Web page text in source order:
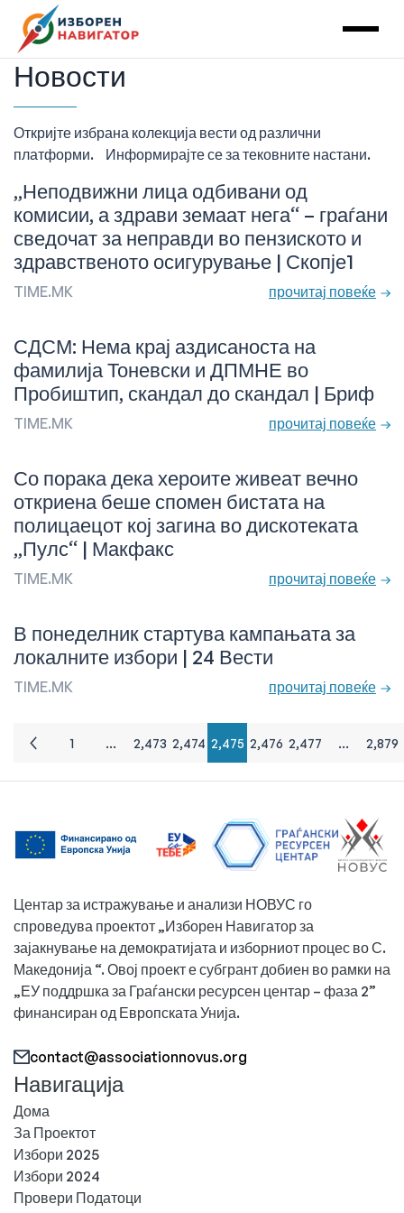
Main Navigation
Новости
Откријте избрана колекција вести од различни
платформи. Информирајте се за тековните настани.
„Неподвижни лица одбивани од
комисии, а здрави земаат нега“ – граѓани
сведочат за неправди во пензиското и
здравственото осигурување | Скопје1
TIME.MK прочитај повеќе
СДСМ: Нема крај аздисаноста на
фамилија Тоневски и ДПМНЕ во
Пробиштип, скандал до скандал | Бриф
TIME.MK прочитај повеќе
Со порака дека хероите живеат вечно
откриена беше спомен бистата на
полицаецот кој загина во дискотеката
„Пулс“ | Макфакс
TIME.MK прочитај повеќе
В понеделник стартува кампањата за
локалните избори | 24 Вести
TIME.MK прочитај повеќе
Posts navigation
1 … 2,473 2,474 2,475 2,476 2,477 … 2,879
Центар за истражување и анализи НОВУС го
спроведува проектот „Изборен Навигатор за
зајакнување на демократијата и изборниот процес во С.
Македонија “. Овој проект е субгрант добиен во рамки на
„ЕУ поддршка за Граѓански ресурсен центар – фаза 2”
финансиран од Европската Унија.
contact@associationnovus.org
Навигација
Дома
За Проектот
Избори 2025
Избори 2024
Провери Податоци